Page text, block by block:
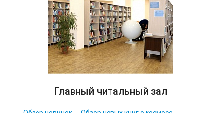
Главный читальный зал